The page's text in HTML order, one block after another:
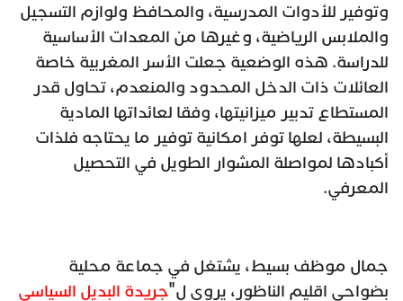
وتوفير للأدوات المدرسية، والمحافظ ولوازم التسجيل
والملابس الرياضية، وغيرها من المعدات الأساسية
للدراسة. هذه الوضعية جعلت الأسر المغربية خاصة
العائلات ذات الدخل المحدود والمنعدم، تحاول قدر
المستطاع تدبير ميزانيتها، وفقا لعائداتها المادية
البسيطة، لعلها توفر امكانية توفير ما يحتاجه فلذات
أكبادها لمواصلة المشوار الطويل في التحصيل
المعرفي.
جمال موظف بسيط، يشتغل في جماعة محلية
بضواحي اقليم الناظور، يروي ل"جريدة البديل السياسي